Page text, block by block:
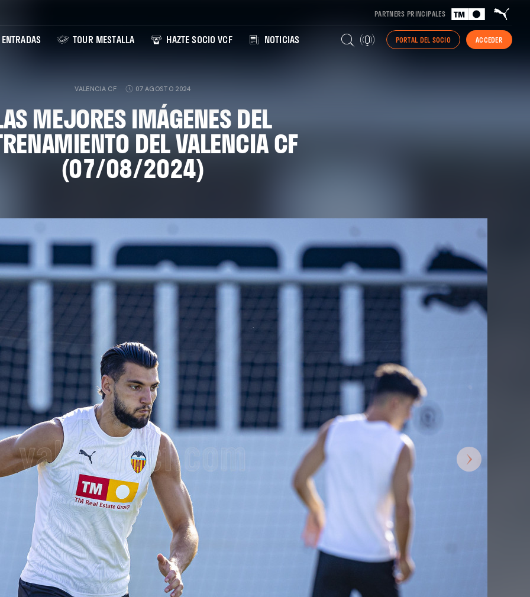
PARTNERS PRINCIPALES
ENTRADAS TOUR MESTALLA HAZTE SOCIO VCF NOTICIAS PORTAL DEL SOCIO ACCEDER
VALENCIA CF 07 AGOSTO 2024
MEJORES IMÁGENES DEL
DEL VALENCIA CF
(07/08/2024)